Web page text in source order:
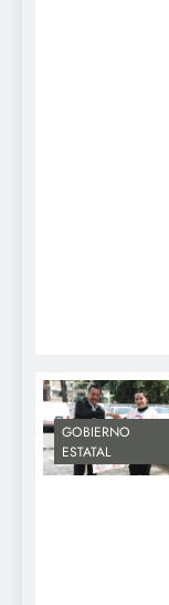
GOBIERNO
ESTATAL